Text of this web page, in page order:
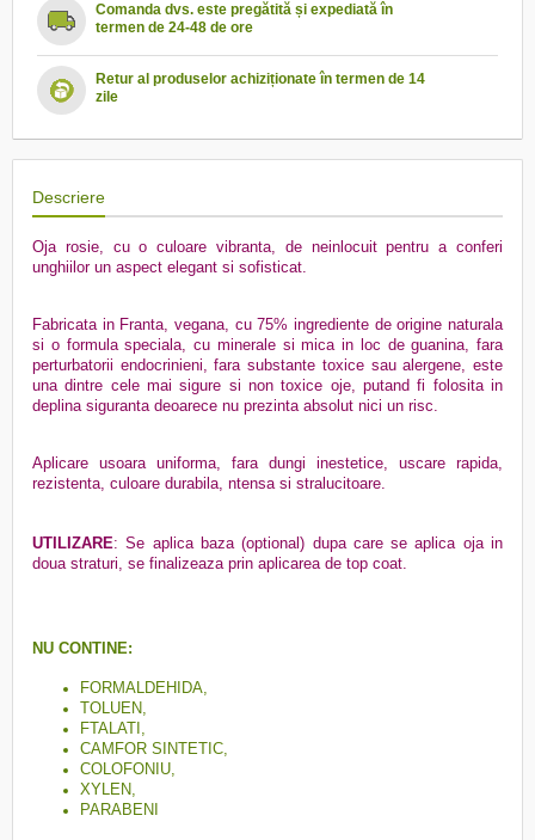
Comanda dvs. este pregătită și expediată în
termen de 24-48 de ore
Retur al produselor achiziționate în termen de 14
zile
Descriere
Oja rosie, cu o culoare vibranta, de neinlocuit pentru a conferi
unghiilor un aspect elegant si sofisticat.
Fabricata in Franta, vegana, cu 75% ingrediente de origine naturala
si o formula speciala, cu minerale si mica in loc de guanina, fara
perturbatorii endocrinieni, fara substante toxice sau alergene, este
una dintre cele mai sigure si non toxice oje, putand fi folosita in
deplina siguranta deoarece nu prezinta absolut nici un risc.
Aplicare usoara uniforma, fara dungi inestetice, uscare rapida,
rezistenta, culoare durabila, ntensa si stralucitoare.
UTILIZARE: Se aplica baza (optional) dupa care se aplica oja in
doua straturi, se finalizeaza prin aplicarea de top coat.
NU CONTINE:
FORMALDEHIDA,
TOLUEN,
FTALATI,
CAMFOR SINTETIC,
COLOFONIU,
XYLEN,
PARABENI